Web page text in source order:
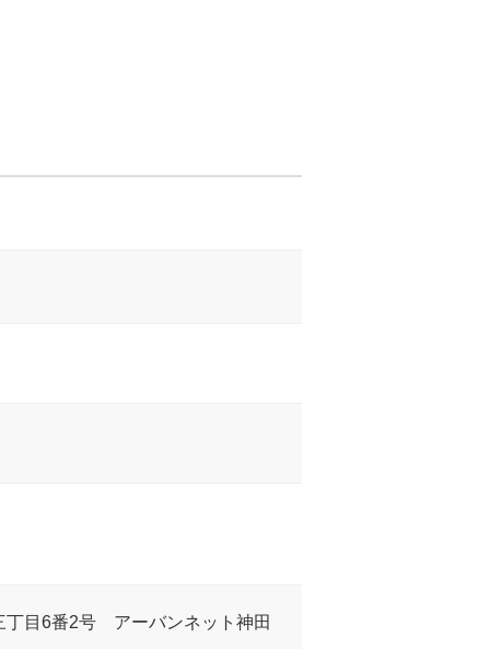
丁目6番2号 アーバンネット神田